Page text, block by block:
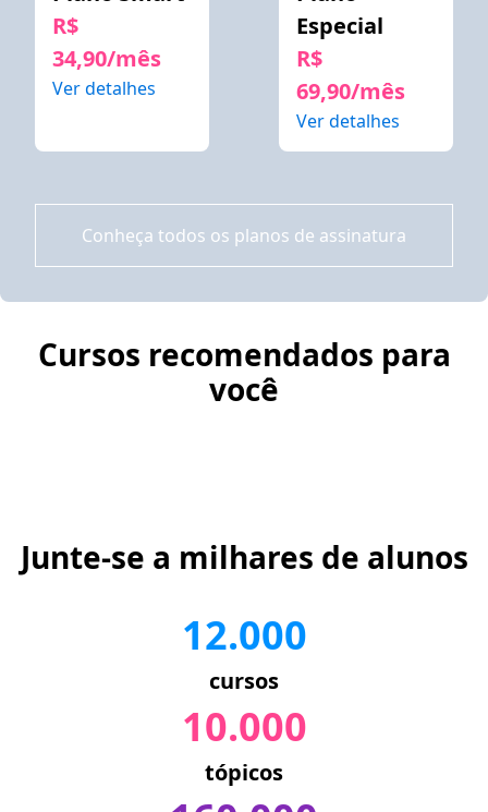
R$
34,90/mês
Ver detalhes
Especial
R$
69,90/mês
Ver detalhes
Conheça todos os planos de assinatura
Cursos recomendados para
você
Junte-se a milhares de alunos
12.000
cursos
10.000
tópicos